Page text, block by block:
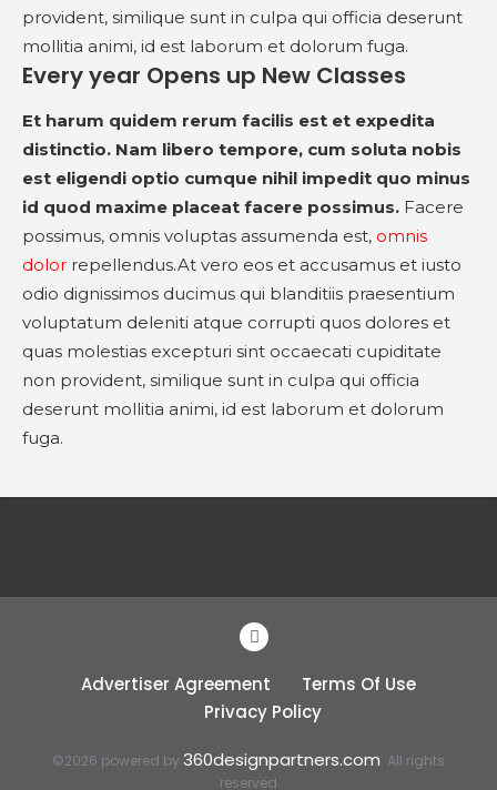
provident, similique sunt in culpa qui officia deserunt
mollitia animi, id est laborum et dolorum fuga.
Every year Opens up New Classes
Et harum quidem rerum facilis est et expedita
distinctio. Nam libero tempore, cum soluta nobis
est eligendi optio cumque nihil impedit quo minus
id quod maxime placeat facere possimus. Facere
possimus, omnis voluptas assumenda est, omnis
dolor repellendus.At vero eos et accusamus et iusto
odio dignissimos ducimus qui blanditiis praesentium
voluptatum deleniti atque corrupti quos dolores et
quas molestias excepturi sint occaecati cupiditate
non provident, similique sunt in culpa qui officia
deserunt mollitia animi, id est laborum et dolorum
fuga.
Advertiser Agreement
Terms Of Use
Privacy Policy
©2026 powered by 360designpartners.com. All rights
reserved